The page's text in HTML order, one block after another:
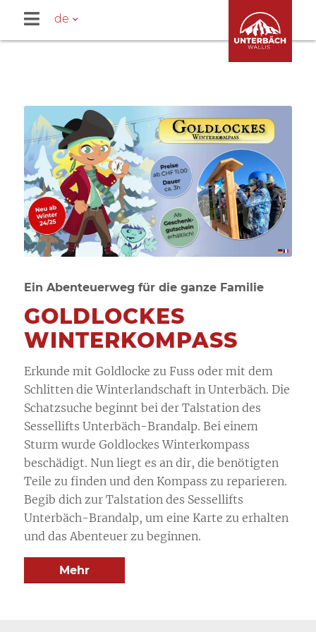
de
Ein Abenteuerweg für die ganze Familie
GOLDLOCKES
WINTERKOMPASS
Erkunde mit Goldlocke zu Fuss oder mit dem
Schlitten die Winterlandschaft in Unterbäch. Die
Schatzsuche beginnt bei der Talstation des
Sessellifts Unterbäch-Brandalp. Bei einem
Sturm wurde Goldlockes Winterkompass
beschädigt. Nun liegt es an dir, die benötigten
Teile zu finden und den Kompass zu reparieren.
Begib dich zur Talstation des Sessellifts
Unterbäch-Brandalp, um eine Karte zu erhalten
und das Abenteuer zu beginnen.
Mehr